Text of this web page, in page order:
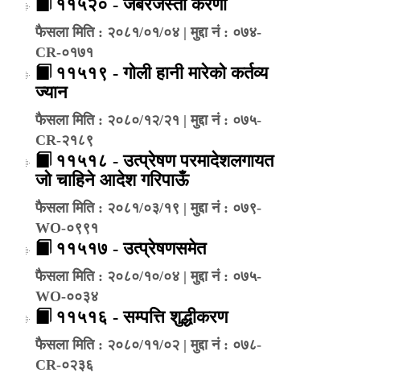
११५२० - जबरजस्ती करणी
फैसला मिति : २०८१/०१/०४ | मुद्दा नं : ०७४-
CR-०१७१
११५१९ - गोली हानी मारेको कर्तव्य
ज्यान
फैसला मिति : २०८०/१२/२१ | मुद्दा नं : ०७५-
CR-२१८९
११५१८ - उत्प्रेषण परमादेशलगायत
जो चाहिने आदेश गरिपाऊँ
फैसला मिति : २०८१/०३/१९ | मुद्दा नं : ०७९-
WO-०९९१
११५१७ - उत्प्रेषणसमेत
फैसला मिति : २०८०/१०/०४ | मुद्दा नं : ०७५-
WO-००३४
११५१६ - सम्पत्ति शुद्धीकरण
फैसला मिति : २०८०/११/०२ | मुद्दा नं : ०७८-
CR-०२३६